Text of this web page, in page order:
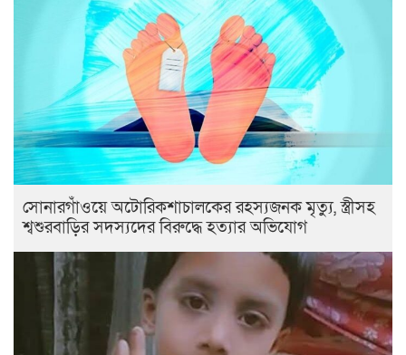
সোনারগাঁওয়ে অটোরিকশাচালকের রহস্যজনক মৃত্যু, স্ত্রীসহ
শ্বশুরবাড়ির সদস্যদের বিরুদ্ধে হত্যার অভিযোগ